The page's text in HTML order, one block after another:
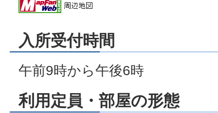
入所受付時間
午前9時から午後6時
利用定員・部屋の形態